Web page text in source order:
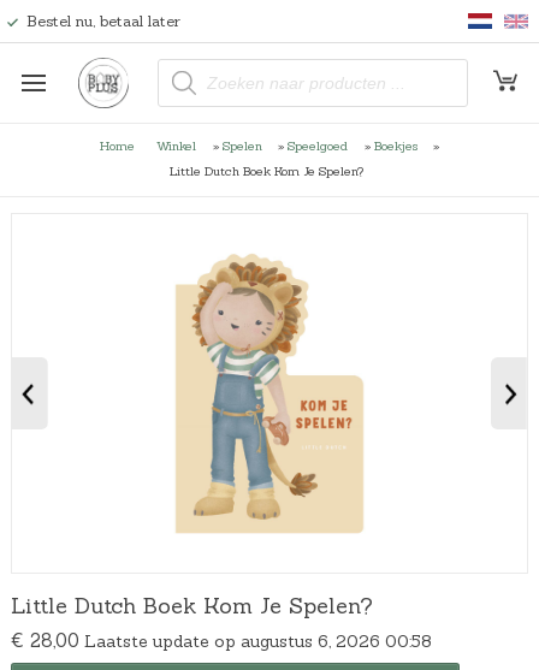
Bestel nu, betaal later
P
o
c
Home Winkel » Spelen » Speelgoed » Boekjes
»
Little Dutch Boek Kom Je Spelen?
Little Dutch Boek Kom Je Spelen?
€ 28,00 Laatste update op augustus 6, 2026 00:58